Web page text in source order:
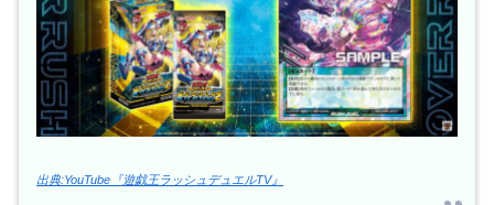
出典:YouTube『遊戯王ラッシュデュエルTV』